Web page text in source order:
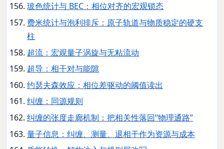
玻色统计与 BEC：相位对齐的宏观锁态
费米统计与泡利排斥：原子轨道与物质稳定的硬支
柱
超流：宏观量子涡旋与无粘流动
超导：相干对与能隙
约瑟夫森效应：相位差驱动的阈值读出
纠缠：同源规则
纠缠的张度走廊机制：把相关性落回“物理通路”
量子信息：纠缠、测量、退相干作为资源与成本